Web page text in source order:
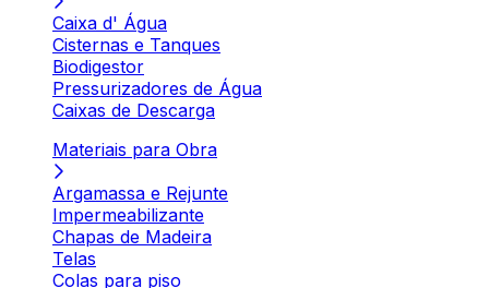
Caixa d' Água
Cisternas e Tanques
Biodigestor
Pressurizadores de Água
Caixas de Descarga
Materiais para Obra
Argamassa e Rejunte
Impermeabilizante
Chapas de Madeira
Telas
Colas para piso